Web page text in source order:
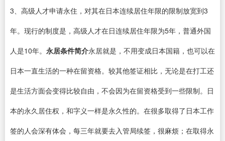
3、高级人才申请永住，对其在日本连续居住年限的限制放宽到3
年。现行的制度是，高级人才在日连续居住年限为5年，普通外国
人是10年。 永居条件简介永居就是，不用变成日本国籍，也可以在
日本一直生活的一种在留资格。较其他签证相比，无论是在打工还
是生活方面会变得比较自由，不会因为在留资格受到一些限制。日
本的永久居住权，和字义一样是永久性的。在很多取得了日本工作
签的人会深有体会，每三年就要去入管局续签，很麻烦；在取得永